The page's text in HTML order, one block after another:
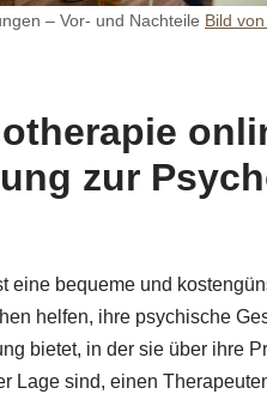
– Vor- und Nachteile Bild
zur
eine bequeme und
helfen, ihre psychische
bietet, in der sie über ihre
Lage sind, einen